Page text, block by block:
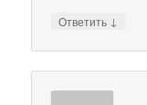
Ответить ↓